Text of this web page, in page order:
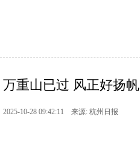
万重山已过 风正好扬帆
2025-10-28 09:42:11 来源: 杭州日报